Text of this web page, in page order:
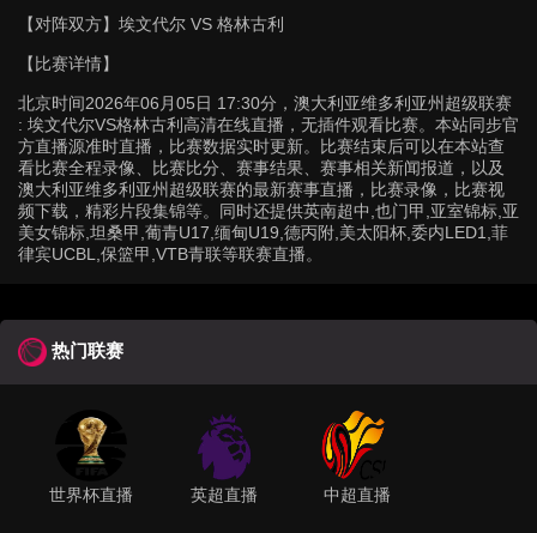
【对阵双方】 埃文代尔 VS 格林古利
【比赛详情】
北京时间2026年06月05日 17:30分，澳大利亚维多利亚州超级联赛
: 埃文代尔VS格林古利高清在线直播，无插件观看比赛。本站同步官
方直播源准时直播，比赛数据实时更新。比赛结束后可以在本站查
看比赛全程录像、比赛比分、赛事结果、赛事相关新闻报道，以及
澳大利亚维多利亚州超级联赛的最新赛事直播，比赛录像，比赛视
频下载，精彩片段集锦等。同时还提供英南超中,也门甲,亚室锦标,亚
美女锦标,坦桑甲,葡青U17,缅甸U19,德丙附,美太阳杯,委内LED1,菲
律宾UCBL,保篮甲,VTB青联等联赛直播。
热门联赛
世界杯直播 英超直播 中超直播